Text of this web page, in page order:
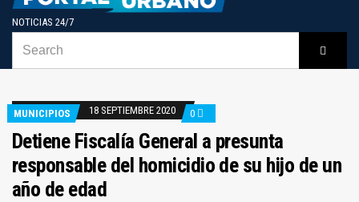
NOTICIAS 24/7
MUNICIPIOS 18 SEPTIEMBRE 2020 0
Detiene Fiscalía General a presunta
responsable del homicidio de su hijo de un
año de edad